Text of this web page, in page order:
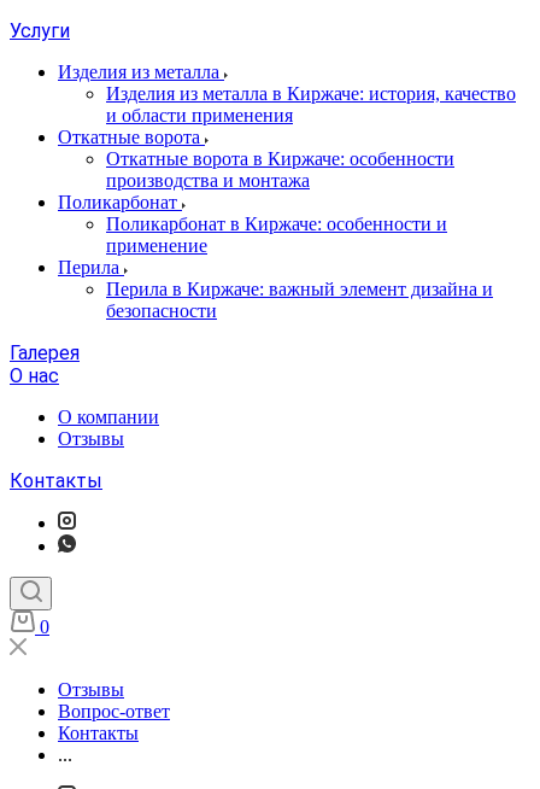
Услуги
Изделия из металла
Изделия из металла в Киржаче: история, качество
и области применения
Откатные ворота
Откатные ворота в Киржаче: особенности
производства и монтажа
Поликарбонат
Поликарбонат в Киржаче: особенности и
применение
Перила
Перила в Киржаче: важный элемент дизайна и
безопасности
Галерея
О нас
О компании
Отзывы
Контакты
0
Отзывы
Вопрос-ответ
Контакты
...